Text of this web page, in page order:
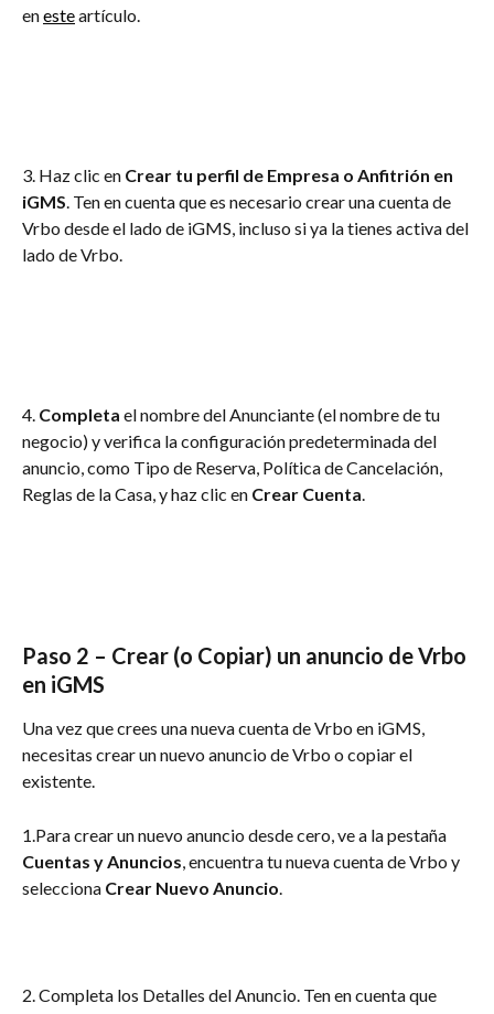
en este artículo.
3. Haz clic en Crear tu perfil de Empresa o Anfitrión en
iGMS. Ten en cuenta que es necesario crear una cuenta de
Vrbo desde el lado de iGMS, incluso si ya la tienes activa del
lado de Vrbo.
4. Completa el nombre del Anunciante (el nombre de tu
negocio) y verifica la configuración predeterminada del
anuncio, como Tipo de Reserva, Política de Cancelación,
Reglas de la Casa, y haz clic en Crear Cuenta.
Paso 2 – Crear (o Copiar) un anuncio de Vrbo
en iGMS
Una vez que crees una nueva cuenta de Vrbo en iGMS,
necesitas crear un nuevo anuncio de Vrbo o copiar el
existente.
1.Para crear un nuevo anuncio desde cero, ve a la pestaña
Cuentas y Anuncios , encuentra tu nueva cuenta de Vrbo y
selecciona Crear Nuevo Anuncio
2. Completa los Detalles del Anuncio. Ten en cuenta que